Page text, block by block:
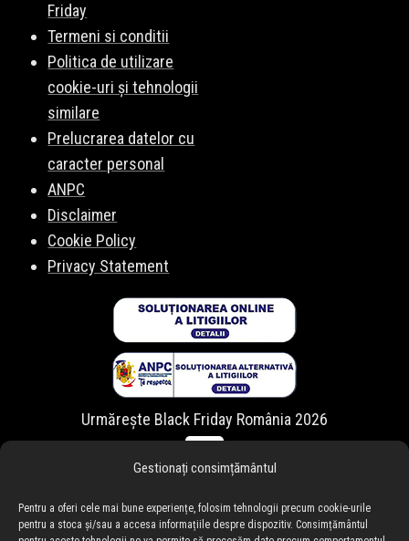
Gestionați consimțământul
Pentru a oferi cele mai bune experiențe, folosim tehnologii precum cookie-urile
pentru a stoca și/sau a accesa informațiile despre dispozitiv. Consimțământul
Friday
Termeni si conditii
Politica de utilizare
cookie-uri și tehnologii
similare
Prelucrarea datelor cu
caracter personal
ANPC
Disclaimer
Cookie Policy
Privacy Statement
Urmărește Black Friday România 2026